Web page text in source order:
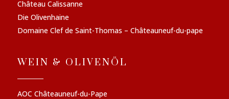
Château Calissanne
Die Olivenhaine
Domaine Clef de Saint-Thomas – Châteauneuf-du-pape
WEIN & OLIVENÖL
AOC Châteauneuf-du-Pape